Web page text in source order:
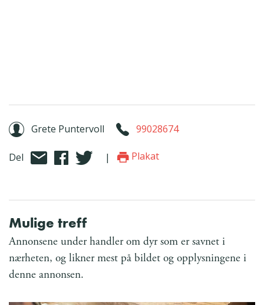
Grete Puntervoll 99028674
Del | Plakat
Mulige treff
Annonsene under handler om dyr som er savnet i
nærheten, og likner mest på bildet og opplysningene i
denne annonsen.